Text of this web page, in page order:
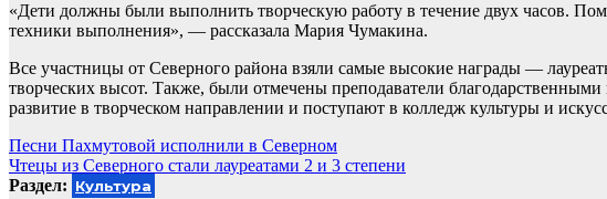
«Дети должны были выполнить творческую работу в течение двух часов.
техники выполнения», — рассказала Мария Чумакина.
Все участницы от Северного района взяли самые высокие награды —
творческих высот. Также, были отмечены преподаватели
развитие в творческом направлении и поступают в колледж культуры и
Навигация
по
Песни Пахмутовой исполнили в Северном
Чтецы из Северного стали лауреатами 2 и 3 степени
Раздел: Культура